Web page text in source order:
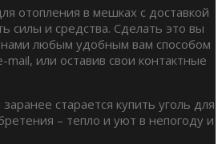
отопления в мешках с доставкой
силы и средства. Сделать это вы
любым удобным вам способом
mail, или оставив свои контактные
старается купить уголь для
– тепло и уют в непогоду и